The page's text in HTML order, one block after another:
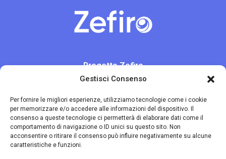
Gestisci Consenso
Per fornire le migliori esperienze, utilizziamo tecnologie come i cookie
per memorizzare e/o accedere alle informazioni del dispositivo. Il
consenso a queste tecnologie ci permetterà di elaborare dati come il
comportamento di navigazione o ID unici su questo sito. Non
acconsentire o ritirare il consenso può influire negativamente su alcune
caratteristiche e funzioni.
Progetto Zefiro
A cura di
Contatti